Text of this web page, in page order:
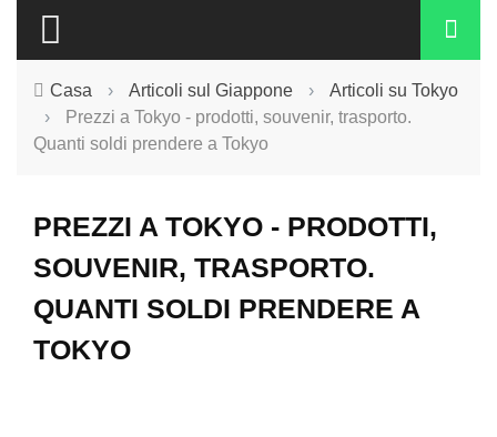
Casa › Articoli sul Giappone ›
Articoli su Tokyo
›
Prezzi a Tokyo - prodotti, souvenir, trasporto.
Quanti soldi prendere a Tokyo
PREZZI A TOKYO - PRODOTTI,
SOUVENIR, TRASPORTO.
QUANTI SOLDI PRENDERE A
TOKYO